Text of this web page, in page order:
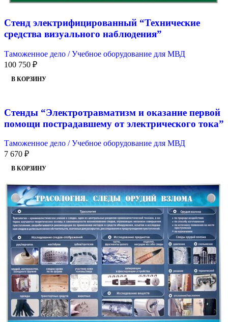
Стенд электрифицированный “Технические
средства визуального наблюдения”
Таможенное дело / Учебное оборудование для МВД
100 750 ₽
В КОРЗИНУ
Стенды “Электротравматизм и оказание первой
помощи пострадавшему от электрического тока”
Таможенное дело / Учебное оборудование для МВД
7 670 ₽
В КОРЗИНУ